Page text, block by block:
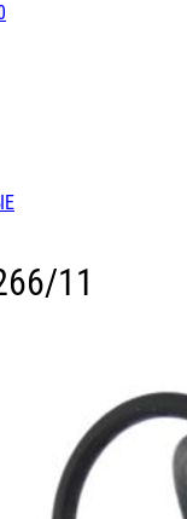
11